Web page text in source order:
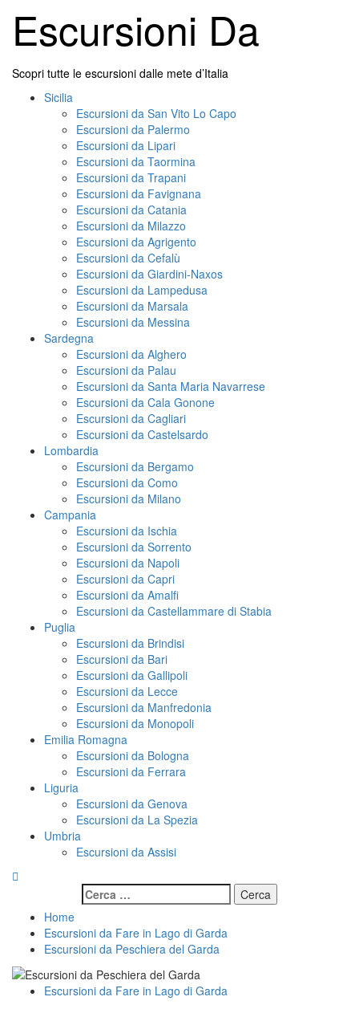
content
Escursioni Da
Scopri tutte le escursioni dalle mete d’Italia
PrimarySicilia
Escursioni da San Vito Lo Capo
Escursioni da Palermo
Escursioni da Lipari
Escursioni da Taormina
Escursioni da Trapani
Escursioni da Favignana
Escursioni da Catania
Escursioni da Milazzo
Escursioni da Agrigento
Escursioni da Cefalù
Escursioni da Giardini-Naxos
Escursioni da Lampedusa
Escursioni da Marsala
Escursioni da Messina
Sardegna
Escursioni da Alghero
Escursioni da Palau
Escursioni da Santa Maria Navarrese
Escursioni da Cala Gonone
Escursioni da Cagliari
Escursioni da Castelsardo
Lombardia
Escursioni da Bergamo
Escursioni da Como
Escursioni da Milano
Campania
Escursioni da Ischia
Escursioni da Sorrento
Escursioni da Napoli
Escursioni da Capri
Escursioni da Amalfi
Escursioni da Castellammare di Stabia
Puglia
Escursioni da Brindisi
Escursioni da Bari
Escursioni da Gallipoli
Escursioni da Lecce
Escursioni da Manfredonia
Escursioni da Monopoli
Emilia Romagna
Escursioni da Bologna
Escursioni da Ferrara
Liguria
Escursioni da Genova
Escursioni da La Spezia
Umbria
Escursioni da Assisi
Ricerca
per:
Home
Escursioni da Fare in Lago di Garda
Escursioni da Peschiera del Garda
Escursioni da Fare in Lago di Garda